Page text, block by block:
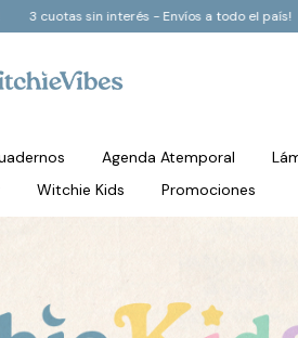
- Envíos a todo el país! 3 cuotas sin
Agenda Atemporal
Witchie Kids Promociones